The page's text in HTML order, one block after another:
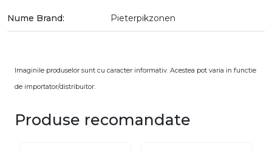
Nume Brand: Pieterpikzonen
Imaginile produselor sunt cu caracter informativ. Acestea pot varia in functie
de importator/distribuitor.
Produse recomandate